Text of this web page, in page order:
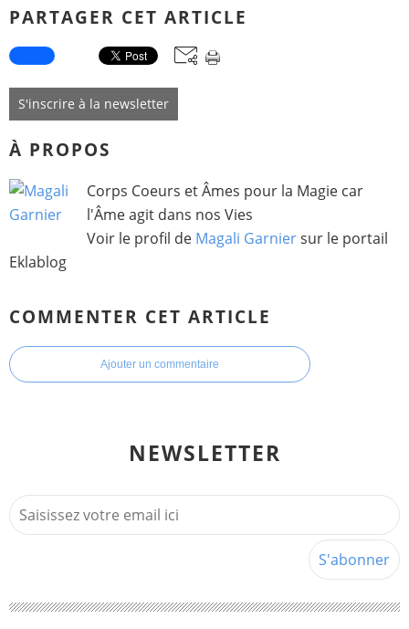
PARTAGER CET ARTICLE
S'inscrire à la newsletter
À PROPOS
Corps Coeurs et Âmes pour la Magie car
l'Âme agit dans nos Vies
Voir le profil de Magali Garniersur le portail
Eklablog
COMMENTER CET ARTICLE
Ajouter un commentaire
NEWSLETTER